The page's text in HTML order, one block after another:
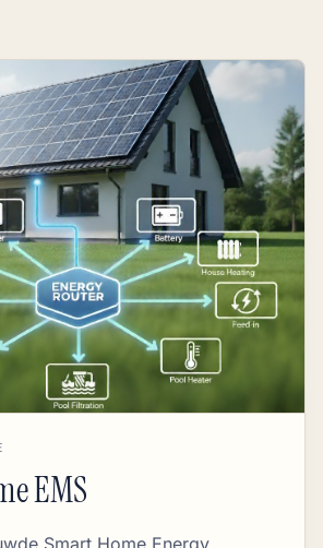
EMS